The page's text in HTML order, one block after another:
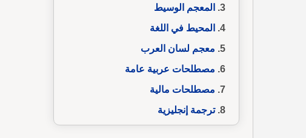
المعجم الوسيط
المحيط في اللغة
معجم لسان العرب
مصطلحات عربية عامة
مصطلحات مالية
ترجمة إنجليزية